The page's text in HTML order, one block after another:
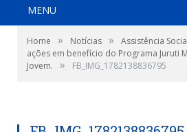
MENU
Home » Notícias »
Assistência
ações em benefício do Programa Juruti
Jovem.
» FB_IMG_1782138836795